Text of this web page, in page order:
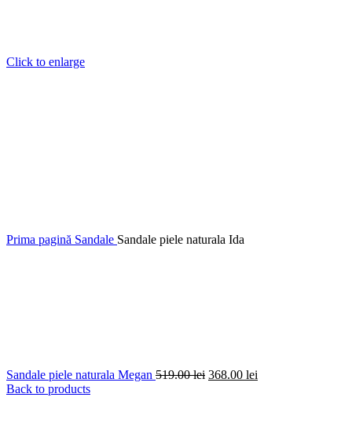
Click to enlarge
Prima pagină Sandale Sandale piele naturala Ida
Sandale piele naturala Megan 519.00lei Prețul
368.00 lei
Back to products